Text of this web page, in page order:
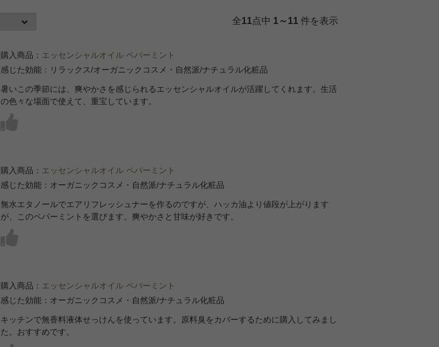
全11点中 1～11 件を表示
購入商品： エッセンシャルオイル ペパーミント
感じた効能：リラックス/オーガニックコスメ・自然派/ナチュラル化粧品
暑いこの季節には、爽やかさを感じられるエッセンシャルオイルが活躍してくれます。生活
の色々な場面で使えて、重宝しています。
購入商品： エッセンシャルオイル ペパーミント
感じた効能：オーガニックコスメ・自然派/ナチュラル化粧品
無水エタノールでエアリフレッシュナーを作るのですが、ハッカ油より値段が上がります
が、このペパーミントを選びます。爽やかさと甘味が好きです。
購入商品： エッセンシャルオイル ペパーミント
感じた効能：オーガニックコスメ・自然派/ナチュラル化粧品
キッチンで無香料液体せっけんを使っています。原料臭をカバーするために購入してみまし
た。おすすめです。